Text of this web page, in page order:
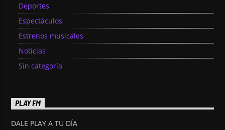
Deportes
Espectáculos
Estrenos musicales
Noticias
Sin categoría
PLAY FM
DALE PLAY A TU DÍA